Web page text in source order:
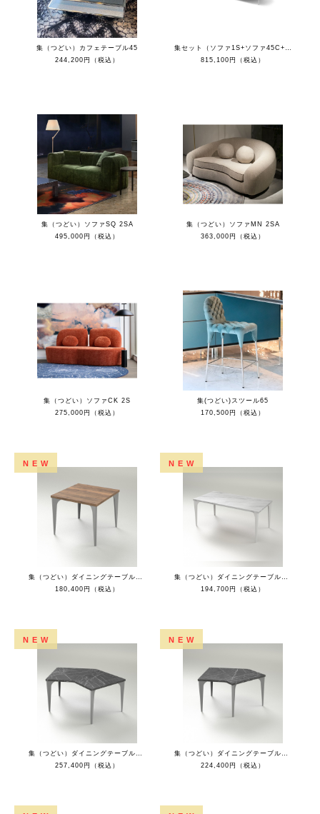
集（つどい）カフェテーブル45
244,200円（税込）
集セット（ソファ1S+ソファ45C+カウチR+クッション）
815,100円（税込）
集（つどい）ソファSQ 2SA
495,000円（税込）
集（つどい）ソファMN 2SA
363,000円（税込）
集（つどい）ソファCK 2S
275,000円（税込）
集(つどい)スツール65
170,500円（税込）
NEW
集（つどい）ダイニングテーブルスクエア（ラスティックオークトップ+チタン脚）
180,400円（税込）
NEW
集（つどい）ダイニングテーブルレクタングル（ホワイトマーブルトップ+ホワイト脚）
194,700円（税込）
NEW
集（つどい）ダイニングテーブル135°コーナー（ブラックマーブルトップ+チタン脚）
257,400円（税込）
NEW
集（つどい）ダイニングテーブル135°ショートL（ブラックマーブルトップ+チタン脚）
224,400円（税込）